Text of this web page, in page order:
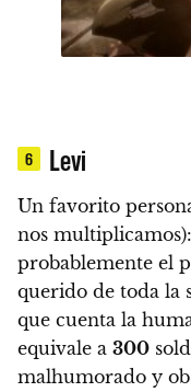
6 Levi
Un favorito
nos
probablemente el
querido de toda la
que cuenta la
equivale a 300
malhumorado y